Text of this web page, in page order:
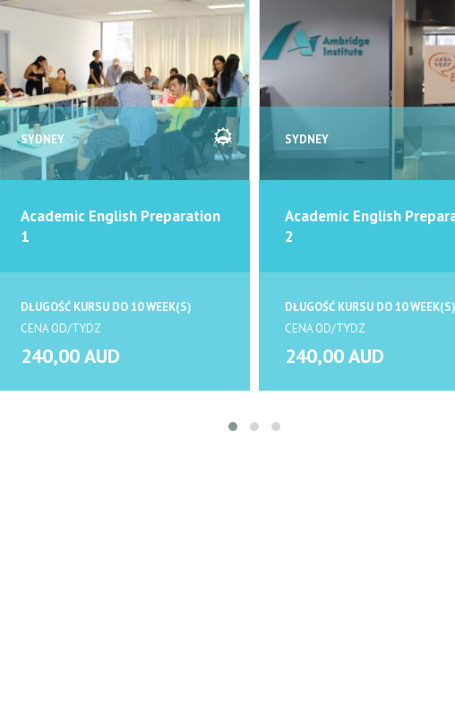
SYDNEY
Academic English Preparation
1
DŁUGOŚĆ KURSU DO 10 WEEK(S)
CENA OD/TYDZ
240,00 AUD
SYDNEY
Academic English
2
DŁUGOŚĆ KURSU DO 10 WEEK(S)
CENA OD/TYDZ
240,00 AUD